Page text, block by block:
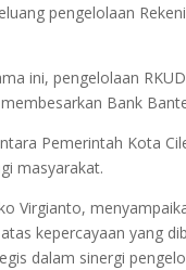
pengelolaan
ini, pengelolaan
Bank
Pemerintah Kota
masyarakat.
Virgianto,
kepercayaan yang
dalam sinergi